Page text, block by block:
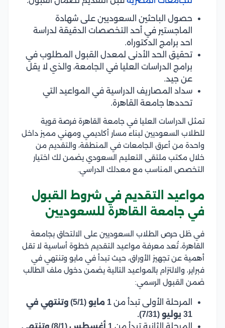
حصول الباحثين السعوديين على شهادة
الماجستير في أحد التخصصات الدقيقة لدراسة
احد برامج الدكتوراه.
تحقيق الحد الأدنى لمعدل القبول المطلوب في
برامج الدراسات العليا في الجامعة، والذي لا يقل
عن جيد.
سداد المصاريف الدراسية في المواعيد التي
تحددها جامعة القاهرة.
تمثل الدراسات العليا في جامعة القاهرة فرصة قوية
للطلاب السعوديين لبناء مسار أكاديمي ومهني مميز داخل
واحدة من أعرق الجامعات في المنطقة، والتقديم من
خلال مكتب ملتقى التعليم السعودي يضمن لك اختيار
التخصص المناسب مع معدلك الدراسي.
مواعيد التقديم في شروط القبول
في جامعة القاهرة للسعوديين
في ظل حرص الطلاب السعوديين على الالتحاق بجامعة
القاهرة، تُعد معرفة مواعيد التقديم خطوة أساسية لا تقل
أهمية عن تجهيز الأوراق، حيث تبدأ في مايو وتنتهي في
فبراير، والالتزام بالمواعيد التالية يضمن دخول ملف الطالب
ضمن القبول الرسمي:
المرحلة الأولى تبدأ من
1 مايو (5/1) وتنتهي في
31 يوليو (7/31).
المرحلة الثانية تبدأ من
1 أغسطس (8/1) وتنتهي